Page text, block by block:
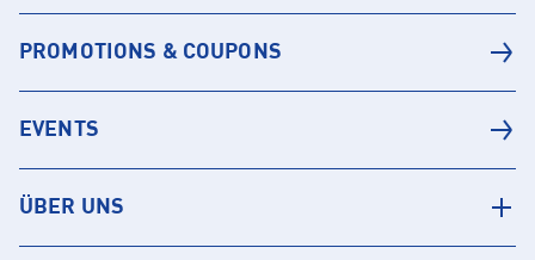
PROMOTIONS & COUPONS
EVENTS
ÜBER UNS